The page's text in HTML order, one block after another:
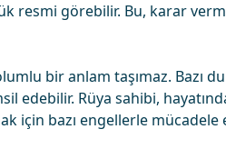
resmi görebilir. Bu, karar
bir anlam taşımaz. Bazı
edebilir. Rüya sahibi,
için bazı engellerle